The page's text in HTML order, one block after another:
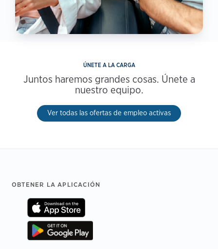
ÚNETE A LA CARGA
Juntos haremos grandes cosas. Únete a
nuestro equipo.
Ver todas las ofertas de empleo activas
Footer
OBTENER LA APLICACIÓN